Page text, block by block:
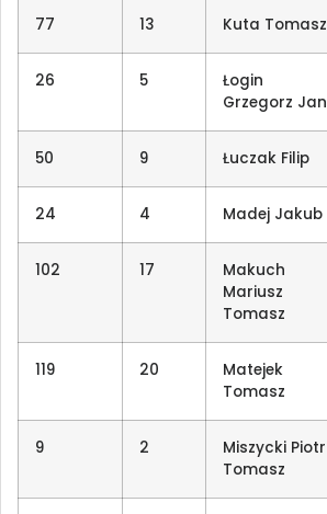
77 13 Kuta Tomasz
26 5
Łogin
Grzegorz Jan
50 9 Łuczak Filip
24 4 Madej Jakub
102 17
Makuch
Mariusz
Tomasz
119 20
Matejek
Tomasz
9 2
Miszycki Piotr
Tomasz